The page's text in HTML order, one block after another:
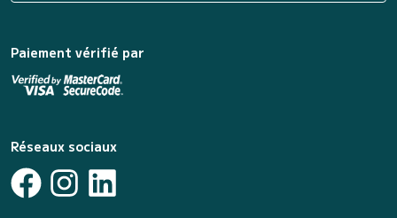
Paiement vérifié par
Réseaux sociaux